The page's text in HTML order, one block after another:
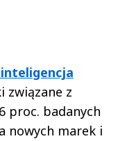
związane z
proc. badanych
nowych marek i